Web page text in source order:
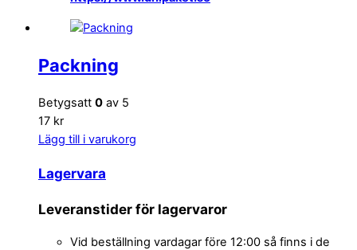
Packning
Betygsatt 0 av 5
17 kr
Lägg till i varukorg
Lagervara
Leveranstider för lagervaror
Vid beställning vardagar före 12:00 så finns i de